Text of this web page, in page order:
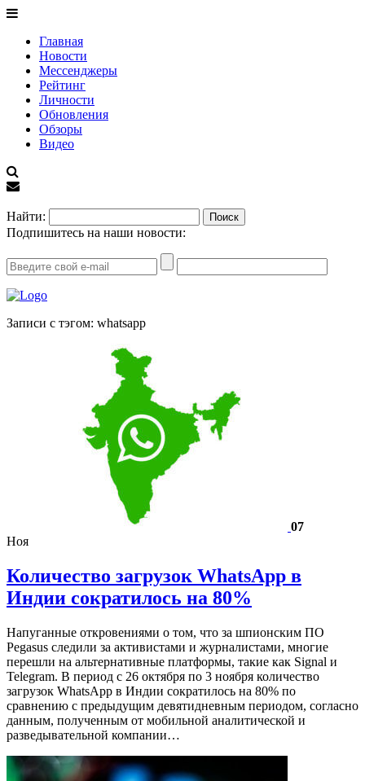
Главная
Новости
Мессенджеры
Рейтинг
Личности
Обновления
Обзоры
Видео
Найти:
Подпишитесь на наши новости:
Записи с тэгом: whatsapp
07
Ноя
Количество загрузок WhatsApp в
Индии сократилось на 80%
Напуганные откровениями о том, что за шпионским ПО
Pegasus следили за активистами и журналистами, многие
перешли на альтернативные платформы, такие как Signal и
Telegram. В период с 26 октября по 3 ноября количество
загрузок WhatsApp в Индии сократилось на 80% по
сравнению с предыдущим девятидневным периодом, согласно
данным, полученным от мобильной аналитической и
разведывательной компании…